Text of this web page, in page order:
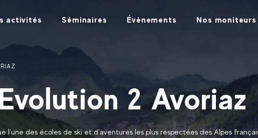
activités Séminaires Évènements Nos moniteurs
2 Avoriaz
l’une des écoles de ski et d’aventures les plus respectées des Alpes